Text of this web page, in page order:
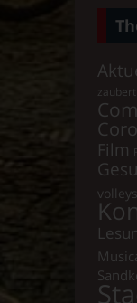
zaubert
Film
volleys